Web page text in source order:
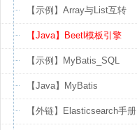
【示例】Array与List互转
【Java】Beetl模板引擎
【示例】MyBatis_SQL
【Java】MyBatis
【外链】Elasticsearch手册